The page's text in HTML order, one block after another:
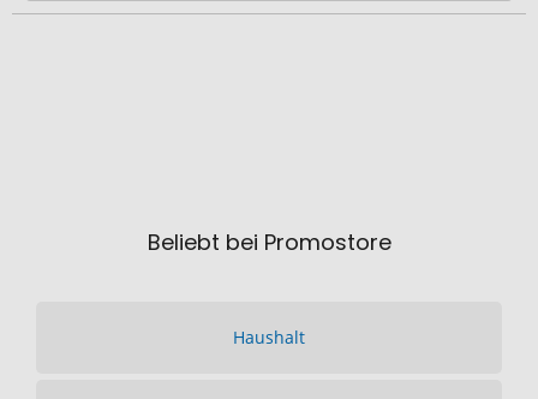
Beliebt bei Promostore
Haushalt